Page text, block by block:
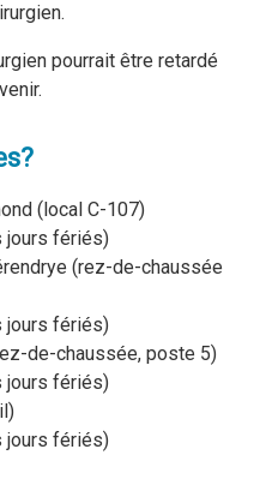
pourrait être retardé
(local C-107)
jours fériés)
(rez-de-chaussée
jours fériés)
de-chaussée, poste 5)
jours fériés)
jours fériés)